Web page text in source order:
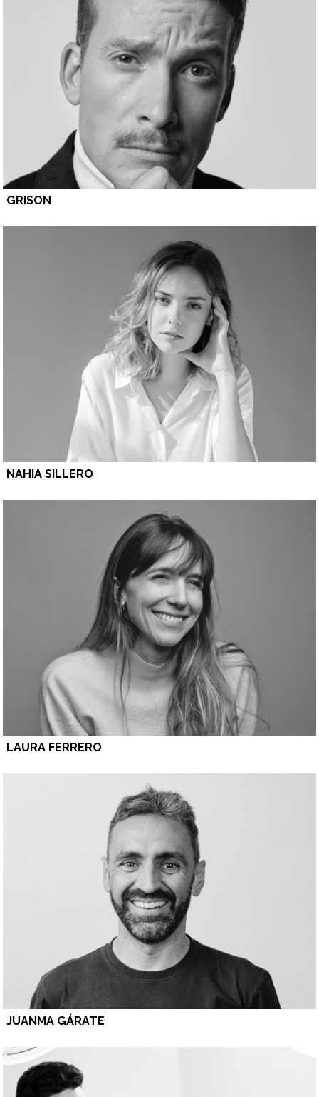
GRISON
NAHIA SILLERO
LAURA FERRERO
JUANMA GÁRATE